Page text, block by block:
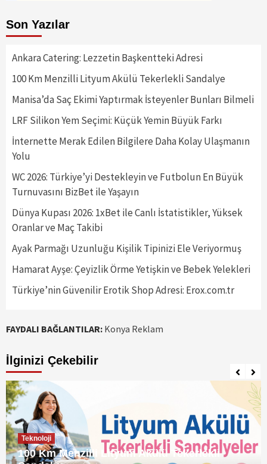
Son Yazılar
Ankara Catering: Lezzetin Başkentteki Adresi
100 Km Menzilli Lityum Akülü Tekerlekli Sandalye
Manisa’da Saç Ekimi Yaptırmak İsteyenler Bunları Bilmeli
LRF Silikon Yem Seçimi: Küçük Yemin Büyük Farkı
İnternette Merak Edilen Bilgilere Daha Kolay Ulaşmanın
Yolu
WC 2026: Türkiye’yi Destekleyin ve Futbolun En Büyük
Turnuvasını BizBet ile Yaşayın
Dünya Kupası 2026: 1xBet ile Canlı İstatistikler, Yüksek
Oranlar ve Maç Takibi
Ayak Parmağı Uzunluğu Kişilik Tipinizi Ele Veriyormuş
Hamarat Ayşe: Çeyizlik Örme Yetişkin ve Bebek Yelekleri
Türkiye’nin Güvenilir Erotik Shop Adresi: Erox.com.tr
FAYDALI BAĞLANTILAR: Konya Reklam
İlginizi Çekebilir
Teknoloji
100 Km Menzilli Lityum Akülü Tekerlekli